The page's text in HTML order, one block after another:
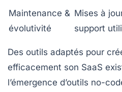
Maintenance &
évolutivité
Mises à
support
Des outils adaptés pour
efficacement son SaaS
l’émergence d’outils no-